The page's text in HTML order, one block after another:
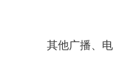
其他广播、